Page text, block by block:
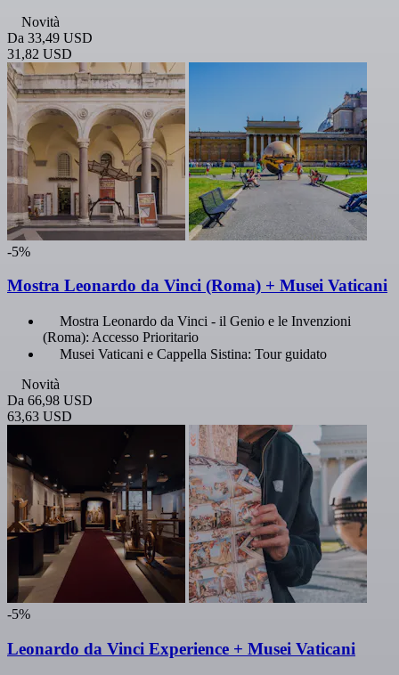
Novità
Da 33,49 USD
31,82 USD
-5%
Mostra Leonardo da Vinci (Roma) + Musei Vaticani
Mostra Leonardo da Vinci - il Genio e le Invenzioni
(Roma): Accesso Prioritario
Musei Vaticani e Cappella Sistina: Tour guidato
Novità
Da 66,98 USD
63,63 USD
-5%
Leonardo da Vinci Experience + Musei Vaticani